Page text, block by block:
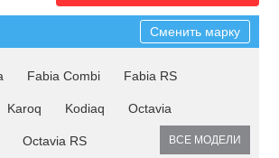
Сменить марку
Fabia Combi Fabia RS
Karoq Kodiaq Octavia
Octavia RS ВСЕ МОДЕЛИ